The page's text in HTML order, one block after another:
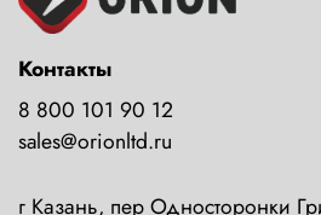
Контакты
8 800 101 90 12
sales@orionltd.ru
г Казань, пер Односторонки